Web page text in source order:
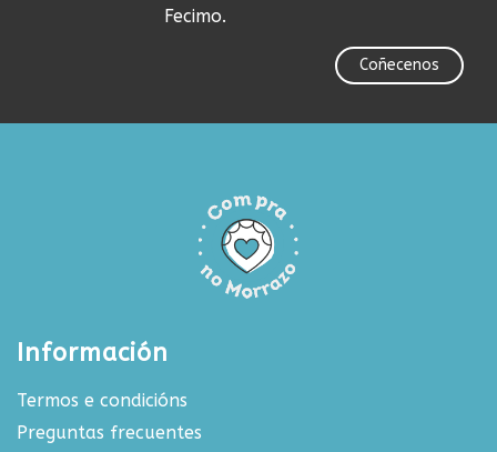
Fecimo.
Coñecenos
Información
Termos e condicións
Preguntas frecuentes